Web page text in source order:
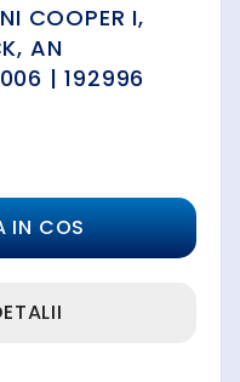
COOPER I,
AN
| 192996
IN COS